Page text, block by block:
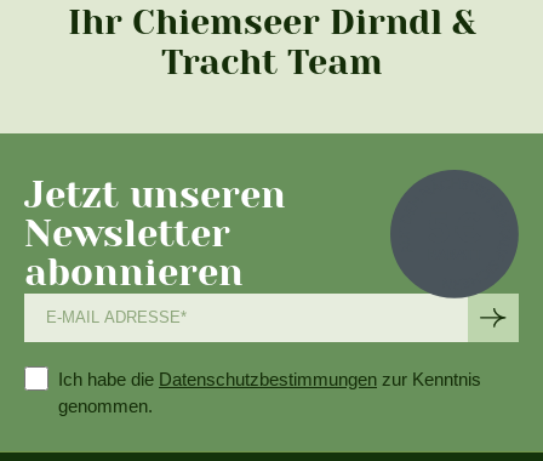
Ihr Chiemseer Dirndl &
Tracht Team
Jetzt unseren
Newsletter
abonnieren
Ich habe die Datenschutzbestimmungen zur Kenntnis
genommen.